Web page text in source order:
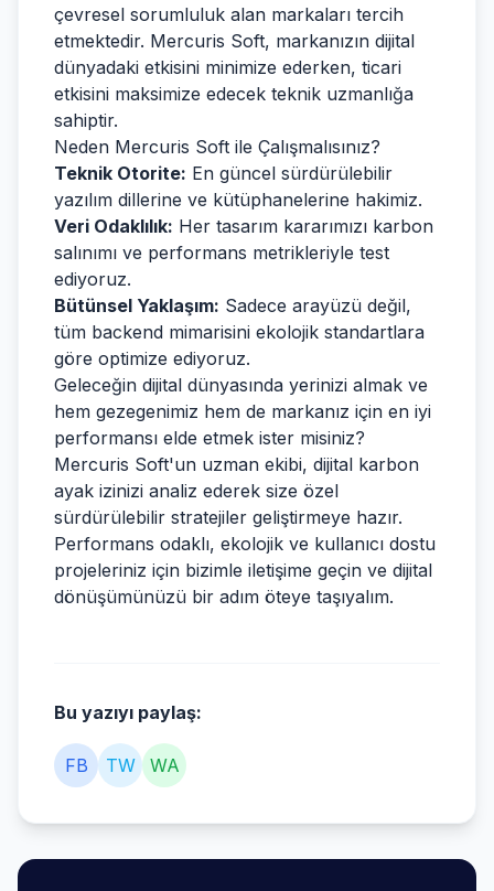
çevresel sorumluluk alan markaları tercih
etmektedir. Mercuris Soft, markanızın dijital
dünyadaki etkisini minimize ederken, ticari
etkisini maksimize edecek teknik uzmanlığa
sahiptir.
Neden Mercuris Soft ile Çalışmalısınız?
Teknik Otorite: En güncel sürdürülebilir
yazılım dillerine ve kütüphanelerine hakimiz.
Veri Odaklılık: Her tasarım kararımızı karbon
salınımı ve performans metrikleriyle test
ediyoruz.
Bütünsel Yaklaşım: Sadece arayüzü değil,
tüm backend mimarisini ekolojik standartlara
göre optimize ediyoruz.
Geleceğin dijital dünyasında yerinizi almak ve
hem gezegenimiz hem de markanız için en iyi
performansı elde etmek ister misiniz?
Mercuris Soft'un uzman ekibi, dijital karbon
ayak izinizi analiz ederek size özel
sürdürülebilir stratejiler geliştirmeye hazır.
Performans odaklı, ekolojik ve kullanıcı dostu
projeleriniz için bizimle iletişime geçin ve dijital
dönüşümünüzü bir adım öteye taşıyalım.
Bu yazıyı paylaş:
FB TW WA